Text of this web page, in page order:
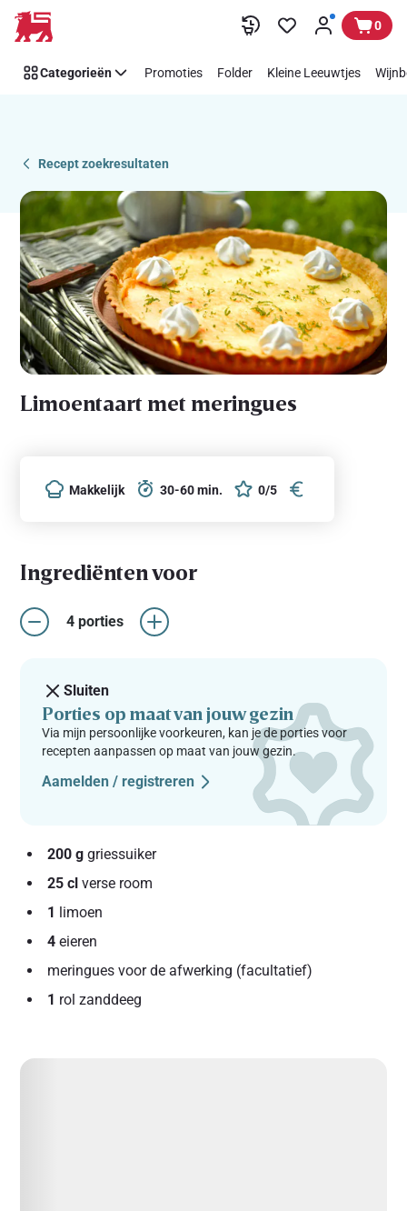
Overslaan
Recipe
Details
0
Categorieën Promoties Folder Kleine Leeuwtjes
Recept zoekresultaten
Limoentaart met meringues
Makkelijk 30-60 min. 0/5
Ingrediënten voor
4 porties
Sluiten
Porties op maat van jouw gezin
Via mijn persoonlijke voorkeuren, kan je de porties voor
recepten aanpassen op maat van jouw gezin.
Aamelden / registreren
200 g griessuiker
25 cl verse room
1 limoen
4eieren
meringues voor de afwerking (facultatief)
1 rol zanddeeg